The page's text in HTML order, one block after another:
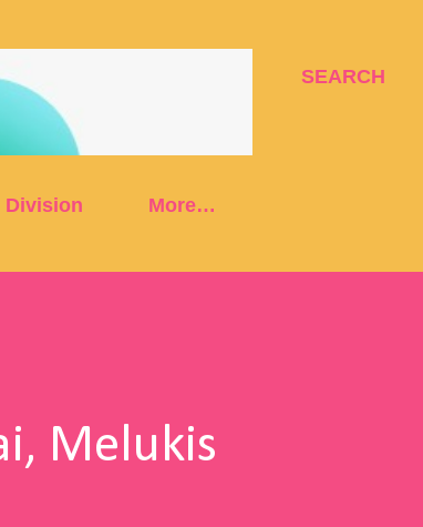
SEARCH
Division More…
Melukis